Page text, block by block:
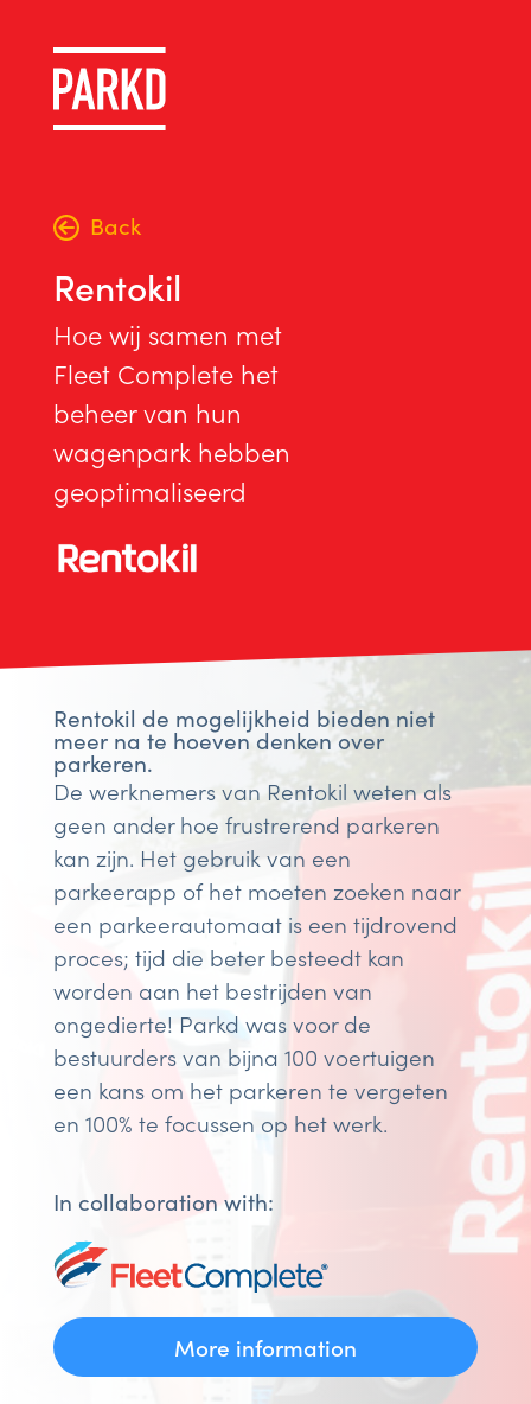
Back
Rentokil
Hoe wij samen met
Fleet Complete het
beheer van hun
wagenpark hebben
geoptimaliseerd
Rentokil de mogelijkheid bieden niet
meer na te hoeven denken over
parkeren.
De werknemers van Rentokil weten als
geen ander hoe frustrerend parkeren
kan zijn. Het gebruik van een
parkeerapp of het moeten zoeken naar
een parkeerautomaat is een tijdrovend
proces; tijd die beter besteedt kan
worden aan het bestrijden van
ongedierte! Parkd was voor de
bestuurders van bijna 100 voertuigen
een kans om het parkeren te vergeten
en 100% te focussen op het werk.
In collaboration with:
More information